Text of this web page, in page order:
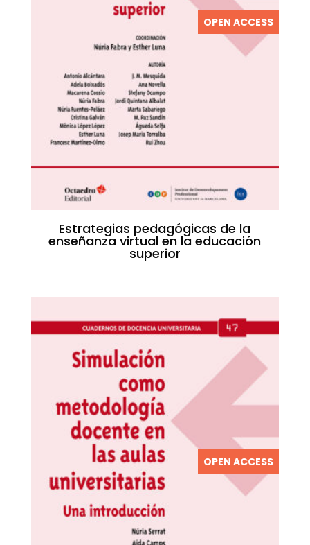
OPEN ACCESS
Estrategias pedagógicas de la
enseñanza virtual en la educación
superior
OPEN ACCESS